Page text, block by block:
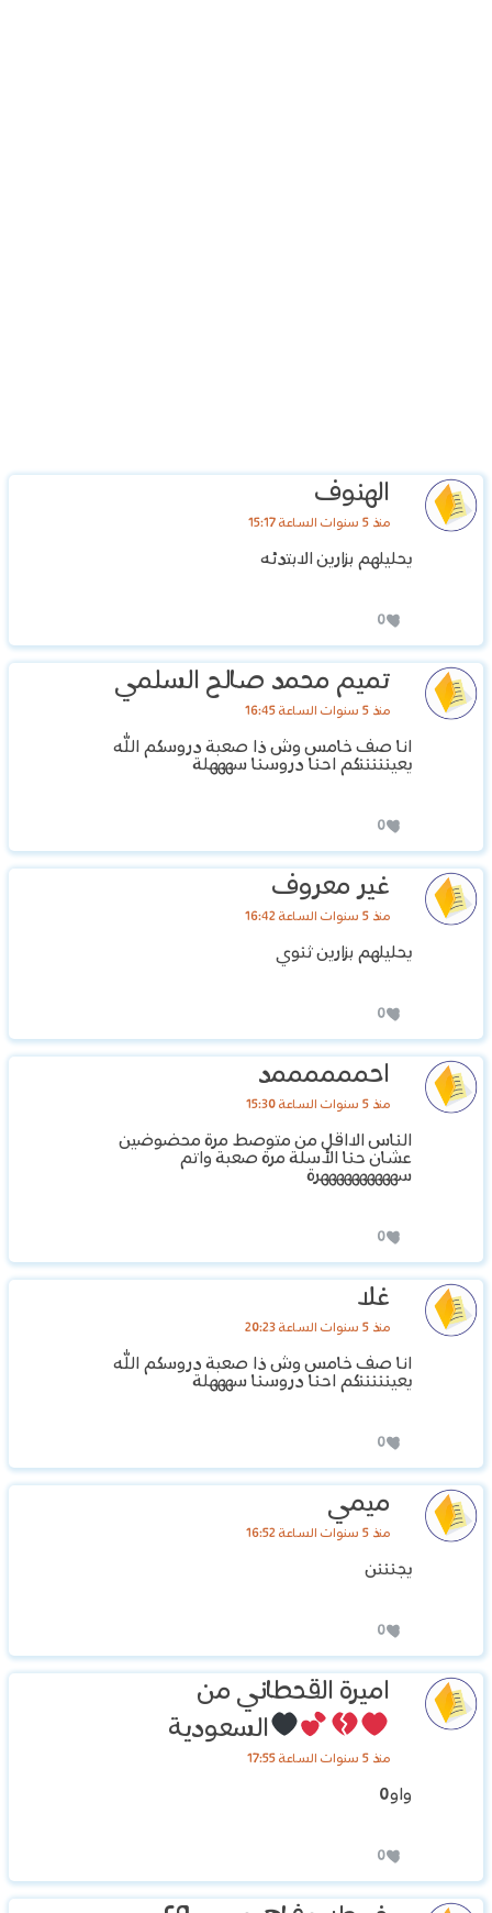
الهنوف
منذ 5 سنوات الساعة 15:17
يحليلهم بزارين الابتدئه
0
تميم محمد صالح السلمي
منذ 5 سنوات الساعة 16:45
انا صف خامس وش ذا صعبة دروسكم الله
يعينننننكم احنا دروسنا سهههلة
0
غير معروف
منذ 5 سنوات الساعة 16:42
يحليلهم بزارين ثنوي
0
احممممممد
منذ 5 سنوات الساعة 15:30
الناس الااقل من متوصط مرة محضوضين
عشان حنا الأسلة مرة صعبة واتم
سههههههههههرة
0
غلا
منذ 5 سنوات الساعة 20:23
انا صف خامس وش ذا صعبة دروسكم الله
يعينننننكم احنا دروسنا سهههلة
0
ميمي
منذ 5 سنوات الساعة 16:52
يجنننن
0
اميرة القحطاني من
السعودية
منذ 5 سنوات الساعة 17:55
واو0
0